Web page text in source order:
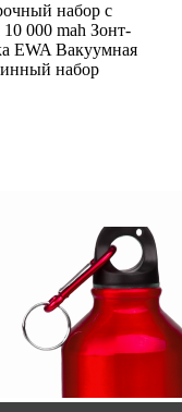
набор с
000 mah Зонт-
EWA Вакуумная
набор